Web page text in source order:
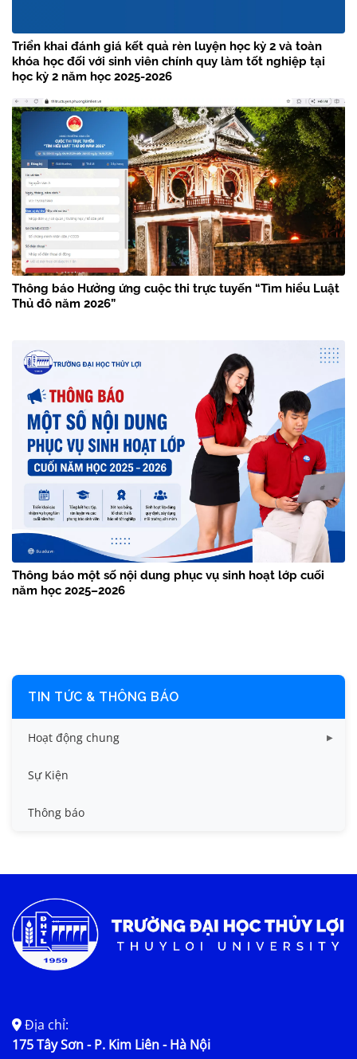
Triển khai đánh giá kết quả rèn luyện học kỳ 2 và toàn
khóa học đối với sinh viên chính quy làm tốt nghiệp tại
học kỳ 2 năm học 2025-2026
Thông báo Hưởng ứng cuộc thi trực tuyến “Tìm hiểu Luật
Thủ đô năm 2026”
Thông báo một số nội dung phục vụ sinh hoạt lớp cuối
năm học 2025–2026
TIN TỨC & THÔNG BÁO
Hoạt động chung
Tin công tác sinh viên
Tin đào tạo
Tin tức chung
Sự Kiện
Thông báo
Địa chỉ:
175 Tây Sơn - P. Kim Liên - Hà Nội